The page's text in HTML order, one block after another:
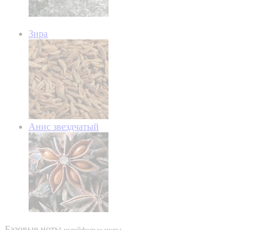
Зира
Анис звездчатый